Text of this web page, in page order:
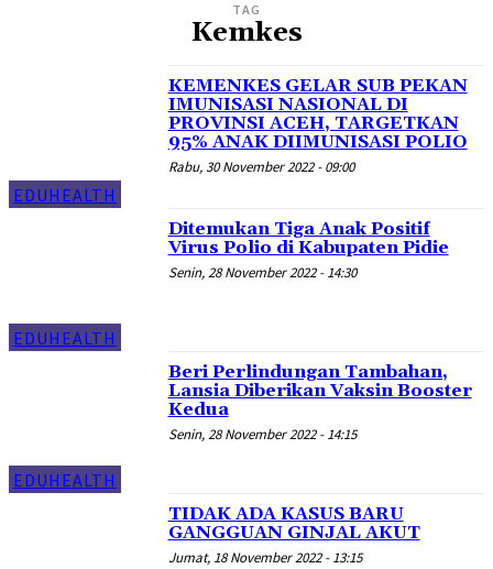
TAG
Kemkes
EDUHEALTH
KEMENKES GELAR SUB PEKAN
IMUNISASI NASIONAL DI
PROVINSI ACEH, TARGETKAN
95% ANAK DIIMUNISASI POLIO
Rabu, 30 November 2022 - 09:00
EDUHEALTH
Ditemukan Tiga Anak Positif
Virus Polio di Kabupaten Pidie
Senin, 28 November 2022 - 14:30
EDUHEALTH
Beri Perlindungan Tambahan,
Lansia Diberikan Vaksin Booster
Kedua
Senin, 28 November 2022 - 14:15
TIDAK ADA KASUS BARU
GANGGUAN GINJAL AKUT
Jumat, 18 November 2022 - 13:15